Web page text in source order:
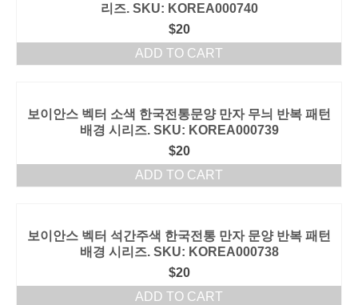
리즈. SKU: KOREA000740
$20
ADD TO CART
보이안스 벡터 소색 한국전통문양 만자 무늬 반복 패턴
배경 시리즈. SKU: KOREA000739
$20
ADD TO CART
보이안스 벡터 석간주색 한국전통 만자 문양 반복 패턴
배경 시리즈. SKU: KOREA000738
$20
ADD TO CART